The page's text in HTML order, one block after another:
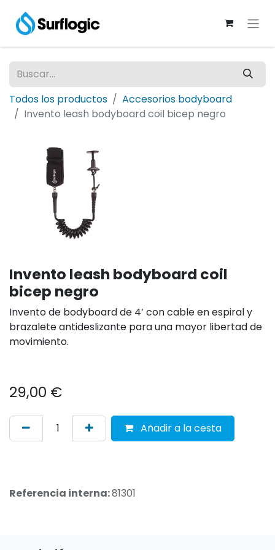
Todos los productos
Accesorios bodyboard
Invento leash bodyboard coil bicep negro
Invento leash bodyboard coil
bicep negro
Invento de bodyboard de 4’ con cable en espiral y
brazalete antideslizante para una mayor libertad de
movimiento.
29,00 €
Añadir a la cesta
Referencia interna:81301